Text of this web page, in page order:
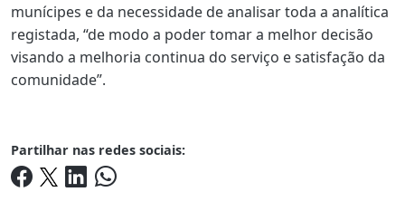
munícipes e da necessidade de analisar toda a analítica
registada, “de modo a poder tomar a melhor decisão
visando a melhoria continua do serviço e satisfação da
comunidade”.
Partilhar nas redes sociais: